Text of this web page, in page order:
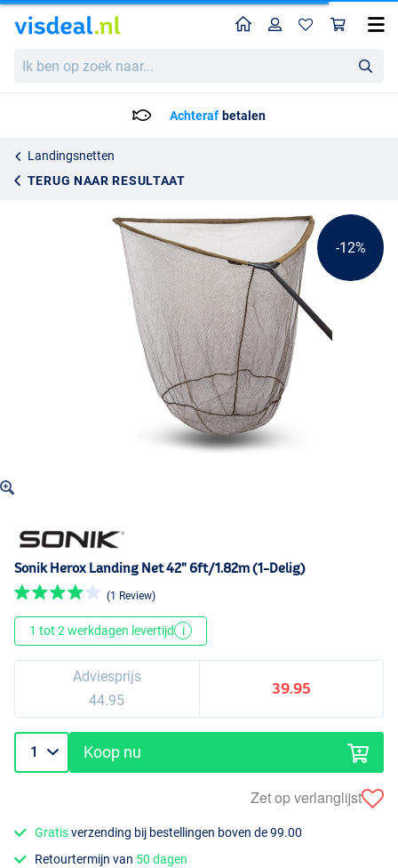
ben
HomeProfiel
betalen
Landingsnetten
TERUG NAAR RESULTAAT
Sonik Herox Landing Net 42" 6ft/1.82m (1-Delig)
44.95
-12%
Sonik Herox Landing Net 42" 6ft/1.82m (1-Delig)
(1 Review)
1 tot 2 werkdagen levertijd i
Adviesprijs
44.95
39.95
Koop nu
Zet op verlanglijst
Gratisverzending bij bestellingen boven de 99.00
Retourtermijn van 50 dagen